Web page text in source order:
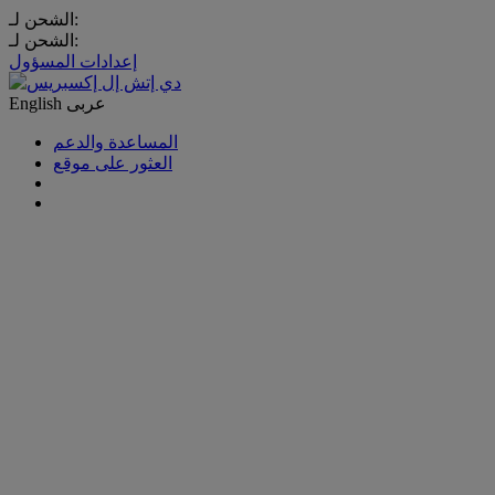
الشحن لـ:
الشحن لـ:
إعدادات المسؤول
English عربى
المساعدة والدعم
العثور على موقع